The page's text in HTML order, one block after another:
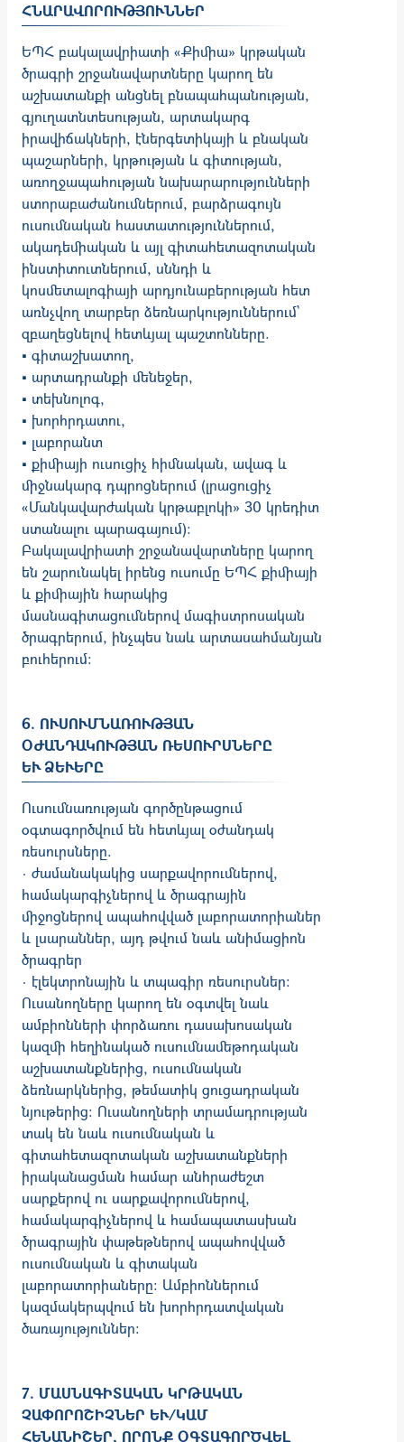
ՀՆԱՐԱՎՈՐՈՒԹՅՈՒՆՆԵՐ
ԵՊՀ բակալավրիատի «Քիմիա» կրթական
ծրագրի շրջանավարտները կարող են
աշխատանքի անցնել բնապահպանության,
գյուղատնտեսության, արտակարգ
իրավիճակների, էներգետիկայի և բնական
պաշարների, կրթության և գիտության,
առողջապահության նախարարությունների
ստորաբաժանումներում, բարձրագույն
ուսումնական հաստատություններում,
ակադեմիական և այլ գիտահետազոտական
ինստիտուտներում, սննդի և
կոսմետալոգիայի արդյունաբերության հետ
առնչվող տարբեր ձեռնարկություններում`
զբաղեցնելով հետևյալ պաշտոնները.
▪ գիտաշխատող,
▪ արտադրանքի մենեջեր,
▪ տեխնոլոգ,
▪ խորհրդատու,
▪ լաբորանտ
▪ քիմիայի ուսուցիչ հիմնական, ավագ և
միջնակարգ դպրոցներում (լրացուցիչ
«Մանկավարժական կրթաբլոկի» 30 կրեդիտ
ստանալու պարագայում):
Բակալավրիատի շրջանավարտները կարող
են շարունակել իրենց ուսումը ԵՊՀ քիմիայի
և քիմիային հարակից
մասնագիտացումներով մագիստրոսական
ծրագրերում, ինչպես նաև արտասահմանյան
բուհերում:
6. ՈՒՍՈՒՄՆԱՌՈՒԹՅԱՆ
ՕԺԱՆԴԱԿՈՒԹՅԱՆ ՌԵՍՈՒՐՍՆԵՐԸ
ԵՒ ՁԵՒԵՐԸ
Ուսումնառության գործընթացում
օգտագործվում են հետևյալ օժանդակ
ռեսուրսները.
· ժամանակակից սարքավորումներով,
համակարգիչներով և ծրագրային
միջոցներով ապահովված լաբորատորիաներ
և լսարաններ, այդ թվում նաև անիմացիոն
ծրագրեր
· էլեկտրոնային և տպագիր ռեսուրսներ:
Ուսանողները կարող են օգտվել նաև
ամբիոնների փորձառու դասախոսական
կազմի հեղինակած ուսումնամեթոդական
աշխատանքներից, ուսումնական
ձեռնարկներից, թեմատիկ ցուցադրական
նյութերից: Ուսանողների տրամադրության
տակ են նաև ուսումնական և
գիտահետազոտական աշխատանքների
իրականացման համար անհրաժեշտ
սարքերով ու սարքավորումներով,
համակարգիչներով և համապատասխան
ծրագրային փաթեթներով ապահովված
ուսումնական և գիտական
լաբորատորիաները: Ամբիոններում
կազմակերպվում են խորհրդատվական
ծառայություններ:
7. ՄԱՍՆԱԳԻՏԱԿԱՆ ԿՐԹԱԿԱՆ
ՉԱՓՈՐՈՇԻՉՆԵՐ ԵՒ/ԿԱՄ Հ
ԵՆԱՆԻՇԵՐ, ՈՐՈՆՔ ՕԳՏԱԳՈՐԾՎԵԼ Ե